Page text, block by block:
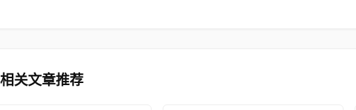
关文章推荐